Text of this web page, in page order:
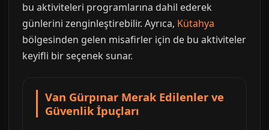
bu aktiviteleri programlarına dahil ederek
günlerini zenginleştirebilir. Ayrıca, Kütahya
bölgesinden gelen misafirler için de bu aktiviteler
keyifli bir seçenek sunar.
Van Gürpınar Merak Edilenler ve
Güvenlik İpuçları